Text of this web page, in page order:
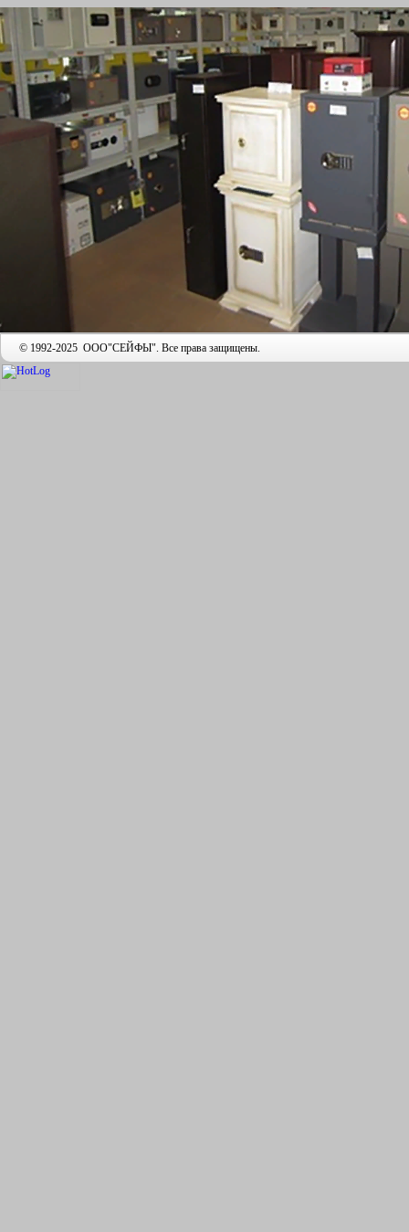
© 1992-2025 ООО"СЕЙФЫ". Все права защищены.